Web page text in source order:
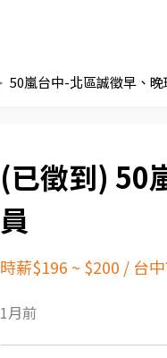
50嵐台中-北區誠徵早、晚
50
員
時薪$196 ~ $200 / 台
1月前